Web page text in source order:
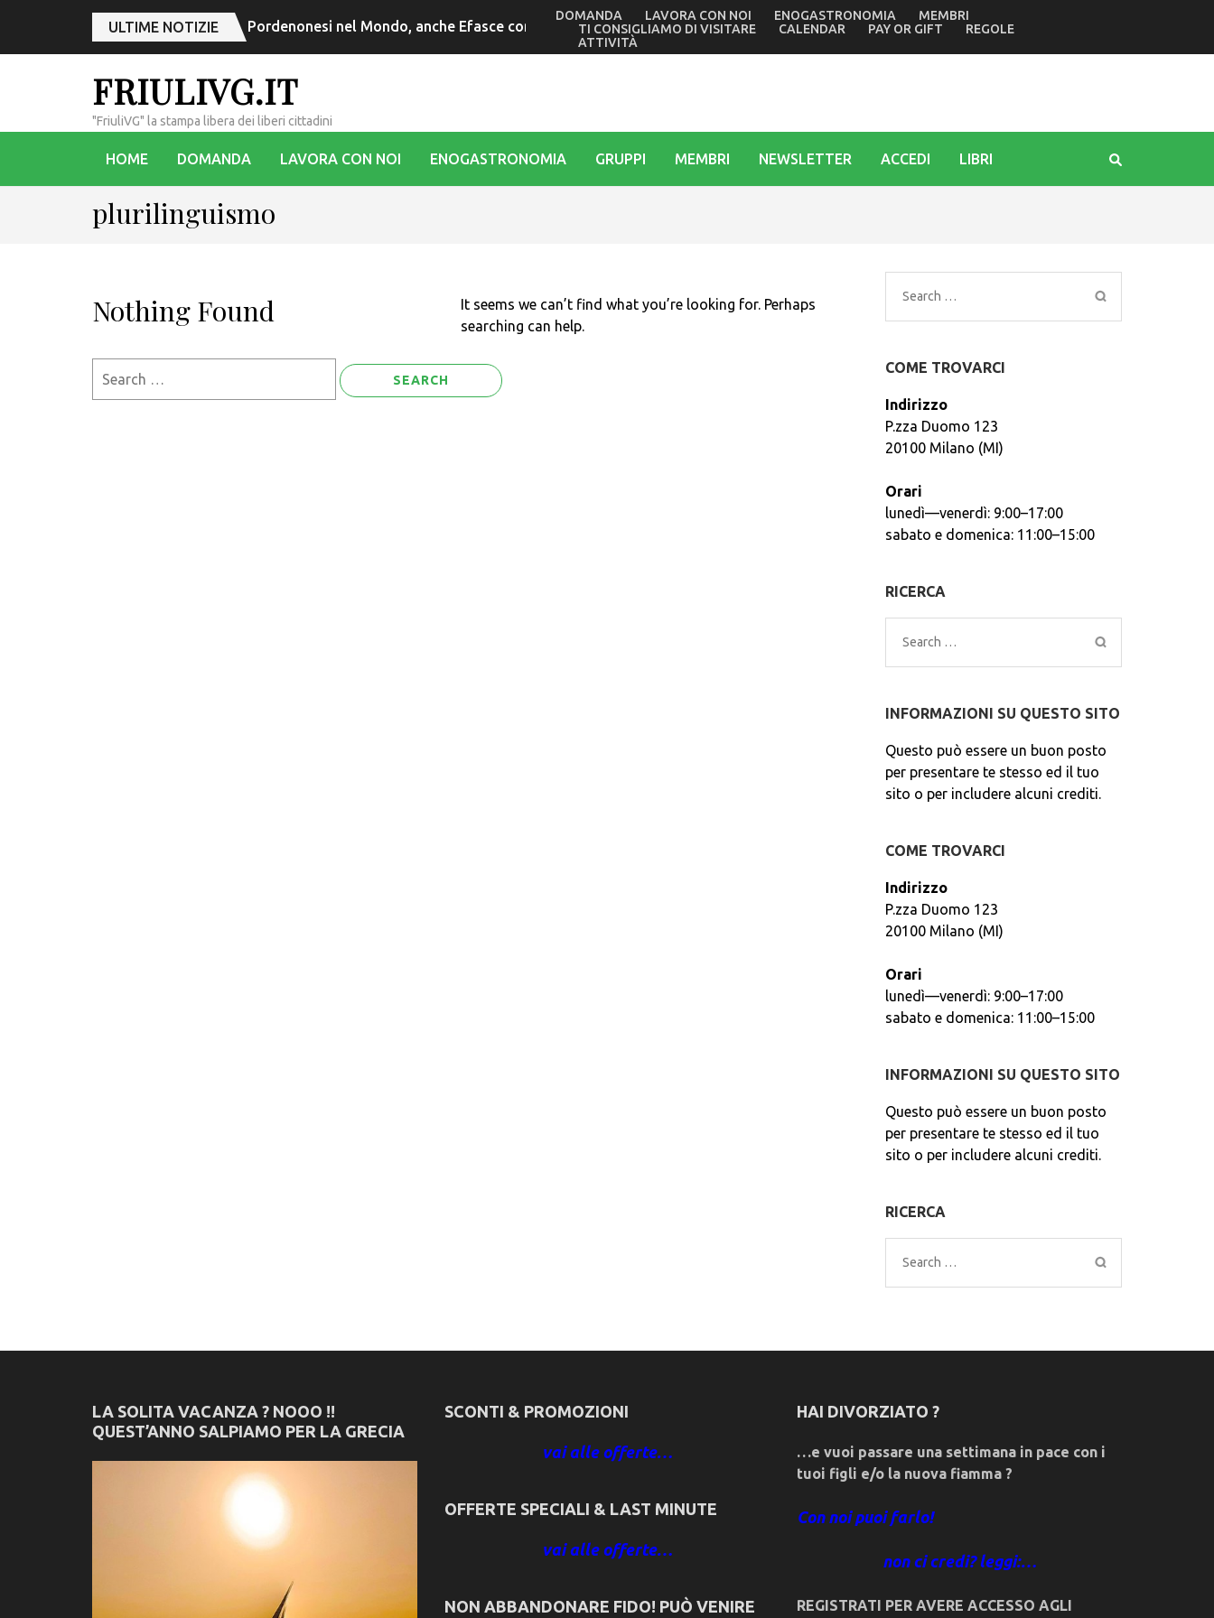
ULTIME NOTIZIE Pordenonesi nel Mondo, anche Efasce con il presidente Tubaro alle commemorazioni della tragedia di Marcinelle in Belgio di 70 anni fa
DOMANDA LAVORA CON NOI ENOGASTRONOMIA
MEMBRI
TI CONSIGLIAMO DI VISITARE
CALENDAR PAY OR GIFT
REGOLE
ATTIVITÀ
FRIULIVG.IT
"FriuliVG" la stampa libera dei liberi cittadini
HOME DOMANDA LAVORA CON NOI ENOGASTRONOMIA GRUPPI MEMBRI NEWSLETTER ACCEDI LIBRI
plurilinguismo
Nothing Found
It seems we can’t find what you’re looking for. Perhaps
searching can help.
Search
for:
COME TROVARCI
Indirizzo
P.zza Duomo 123
20100 Milano (MI)
Orari
lunedì—venerdì: 9:00–17:00
sabato e domenica: 11:00–15:00
RICERCA
Search
for:
INFORMAZIONI SU QUESTO SITO
Questo può essere un buon posto
per presentare te stesso ed il tuo
sito o per includere alcuni crediti.
COME TROVARCI
Indirizzo
P.zza Duomo 123
20100 Milano (MI)
Orari
lunedì—venerdì: 9:00–17:00
sabato e domenica: 11:00–15:00
INFORMAZIONI SU QUESTO SITO
Questo può essere un buon posto
per presentare te stesso ed il tuo
sito o per includere alcuni crediti.
RICERCA
Search
for:
LA SOLITA VACANZA ? NOOO !!
QUEST’ANNO SALPIAMO PER LA GRECIA
SCONTI & PROMOZIONI
vai alle offerte…
OFFERTE SPECIALI & LAST MINUTE
vai alle offerte…
NON ABBANDONARE FIDO! PUÒ VENIRE
HAI DIVORZIATO ?
…e vuoi passare una settimana in pace con i
tuoi figli e/o la nuova fiamma ?
Con noi puoi farlo!
non ci credi? leggi:…
REGISTRATI PER AVERE ACCESSO AGLI